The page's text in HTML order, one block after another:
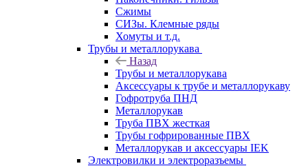
Сжимы
СИЗы. Клемные ряды
Хомуты и т.д.
Трубы и металлорукава
Назад
Трубы и металлорукава
Аксессуары к трубе и металлорукаву
Гофротруба ПНД
Металлорукав
Труба ПВХ жесткая
Трубы гофрированные ПВХ
Металлорукав и аксессуары IEK
Электровилки и электроразъемы